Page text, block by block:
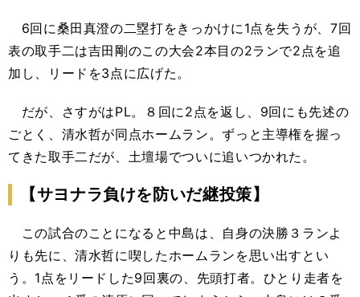
6回に桑田真澄の二塁打をきっかけに1点を失うが、7回
表の取手二は吉田剛のこの大会2本目の2ランで2点を追
加し、リードを3点に広げた。
だが、さすがはPL。８回に2点を返し、9回にも先述の
ごとく、清水哲が同点ホームラン。ずっと主導権を握っ
てきた取手二だが、土壇場でついに追いつかれた。
【サヨナラ負けを防いだ継投策】
この試合のことになると中島は、自身の決勝３ランよ
りも先に、清水哲に喫したホームランを思い出すとい
う。1点をリードした9回裏の、先頭打者。ひとり走者を